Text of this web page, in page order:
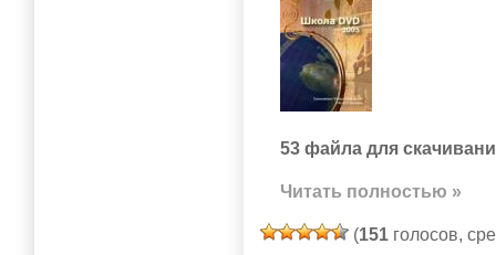
53 файла для
Читать полностью »
(151 голосов,